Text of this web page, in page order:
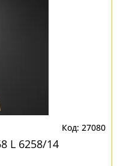
27080
L 6258/14